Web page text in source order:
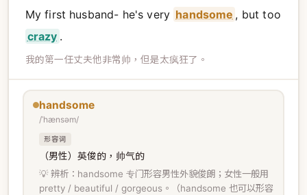
My first husband- he's very handsome , but too
crazy .
我的第一任丈夫他非常帅，但是太疯狂了。
handsome
/ˈhænsəm/
形容词
（男性）英俊的，帅气的
💡 辨析：handsome 专门形容男性外貌俊朗；女性一般用
pretty / beautiful / gorgeous。（handsome 也可以形容